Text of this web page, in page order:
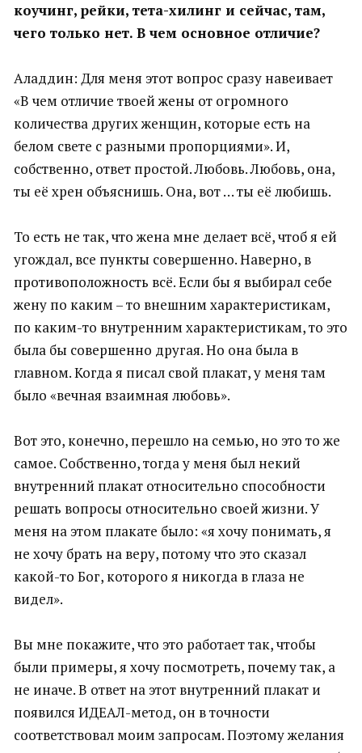
коучинг, рейки, тета-хилинг и сейчас, там,
чего только нет. В чем основное отличие?
Аладдин: Для меня этот вопрос сразу навеивает
«В чем отличие твоей жены от огромного
количества других женщин, которые есть на
белом свете с разными пропорциями». И,
собственно, ответ простой. Любовь. Любовь, она,
ты её хрен объяснишь. Она, вот … ты её любишь.
То есть не так, что жена мне делает всё, чтоб я ей
угождал, все пункты совершенно. Наверно, в
противоположность всё. Если бы я выбирал себе
жену по каким – то внешним характеристикам,
по каким-то внутренним характеристикам, то это
была бы совершенно другая. Но она была в
главном. Когда я писал свой плакат, у меня там
было «вечная взаимная любовь».
Вот это, конечно, перешло на семью, но это то же
самое. Собственно, тогда у меня был некий
внутренний плакат относительно способности
решать вопросы относительно своей жизни. У
меня на этом плакате было: «я хочу понимать, я
не хочу брать на веру, потому что это сказал
какой-то Бог, которого я никогда в глаза не
видел».
Вы мне покажите, что это работает так, чтобы
были примеры, я хочу посмотреть, почему так, а
не иначе. В ответ на этот внутренний плакат и
появился ИДЕАЛ-метод, он в точности
соответствовал моим запросам. Поэтому желания